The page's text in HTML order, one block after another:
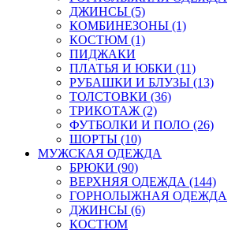
ДЖИНСЫ (5)
КОМБИНЕЗОНЫ (1)
КОСТЮМ (1)
ПИДЖАКИ
ПЛАТЬЯ И ЮБКИ (11)
РУБАШКИ И БЛУЗЫ (13)
ТОЛСТОВКИ (36)
ТРИКОТАЖ (2)
ФУТБОЛКИ И ПОЛО (26)
ШОРТЫ (10)
МУЖСКАЯ ОДЕЖДА
БРЮКИ (90)
ВЕРХНЯЯ ОДЕЖДА (144)
ГОРНОЛЫЖНАЯ ОДЕЖДА
ДЖИНСЫ (6)
КОСТЮМ